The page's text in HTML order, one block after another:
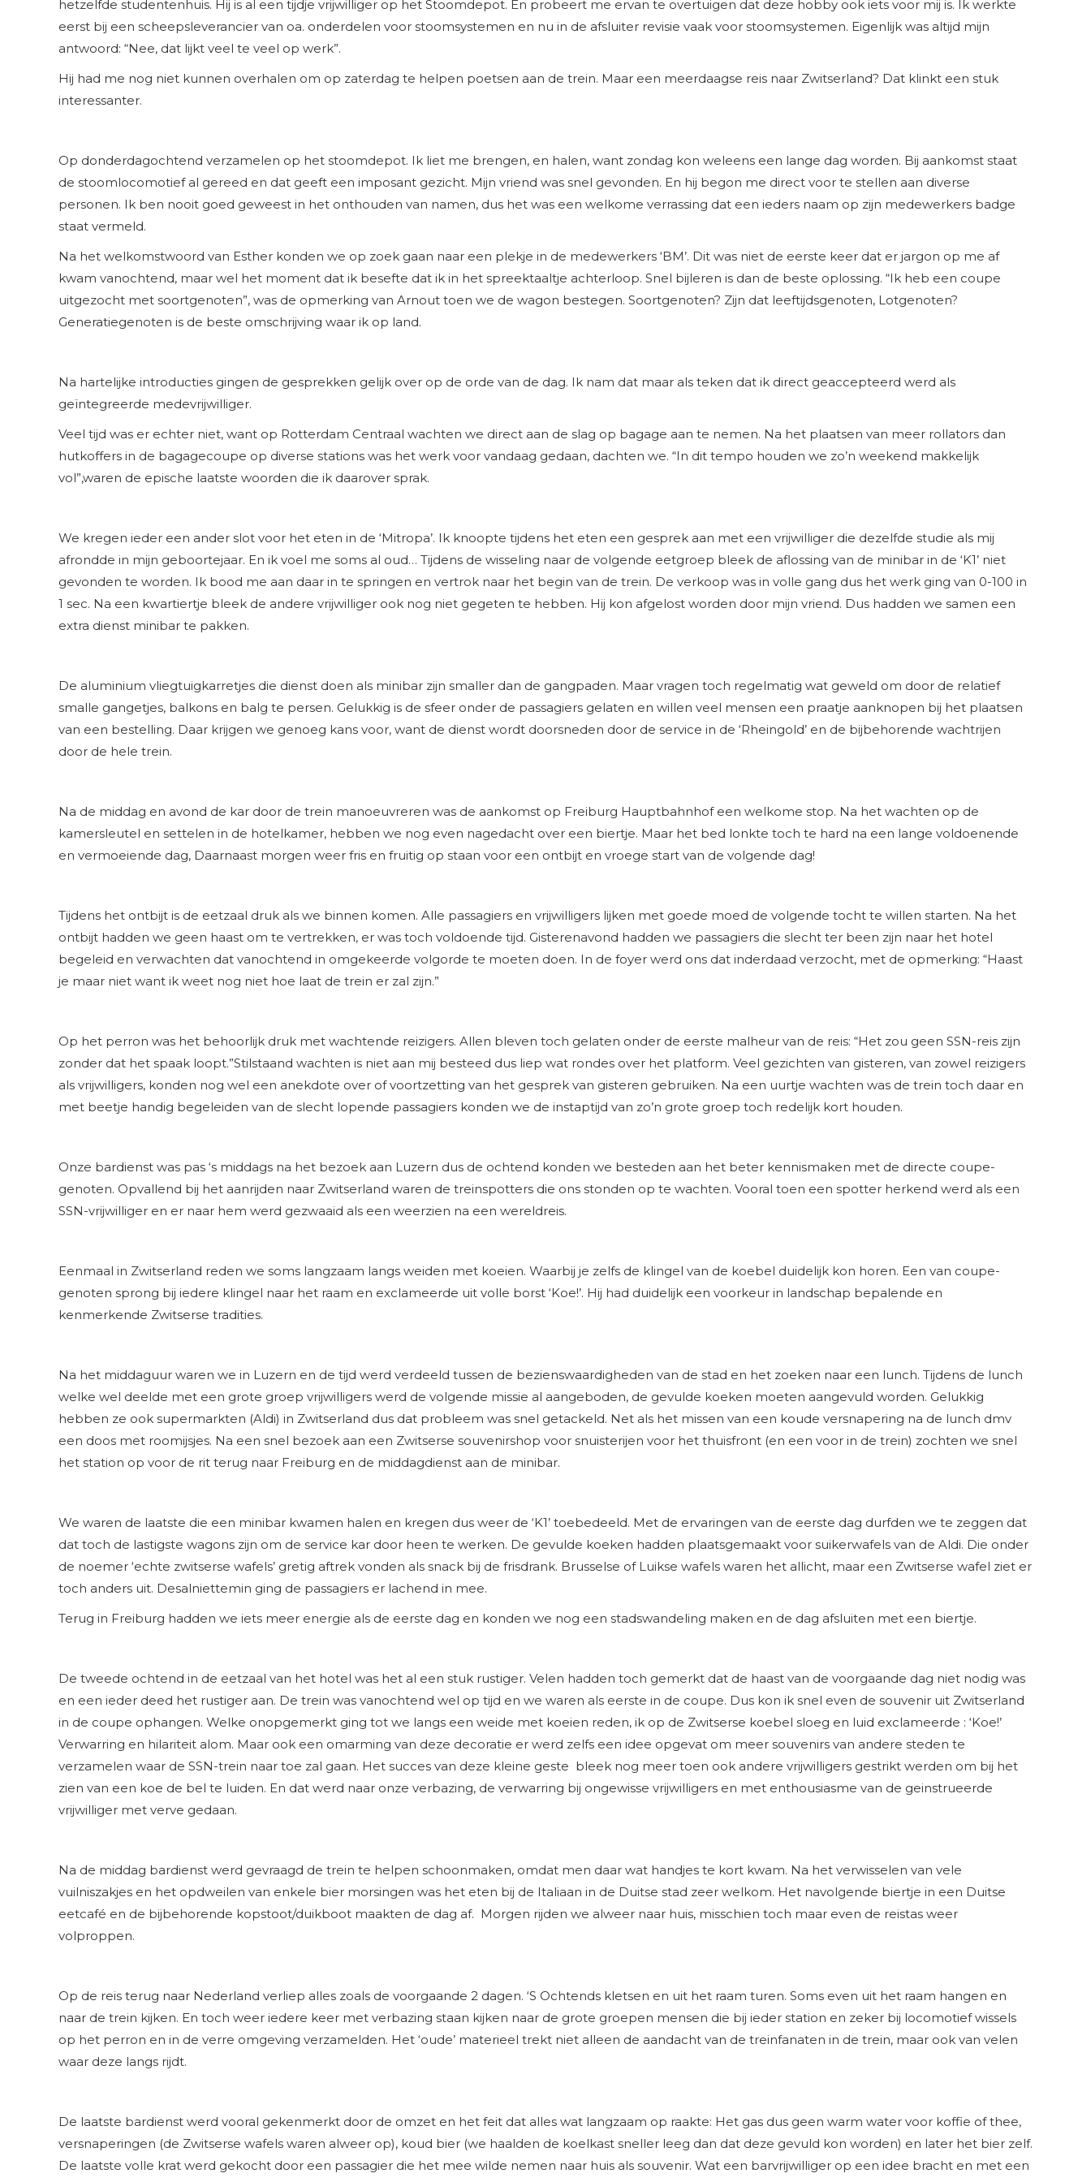
hetzelfde studentenhuis. Hij is al een tijdje vrijwilliger op het Stoomdepot. En probeert me ervan te overtuigen dat deze hobby ook iets voor mij is. Ik werkte
eerst bij een scheepsleverancier van oa. onderdelen voor stoomsystemen en nu in de afsluiter revisie vaak voor stoomsystemen. Eigenlijk was altijd mijn
antwoord: “Nee, dat lijkt veel te veel op werk”.
Hij had me nog niet kunnen overhalen om op zaterdag te helpen poetsen aan de trein. Maar een meerdaagse reis naar Zwitserland? Dat klinkt een stuk
interessanter.
Op donderdagochtend verzamelen op het stoomdepot. Ik liet me brengen, en halen, want zondag kon weleens een lange dag worden. Bij aankomst staat
de stoomlocomotief al gereed en dat geeft een imposant gezicht. Mijn vriend was snel gevonden. En hij begon me direct voor te stellen aan diverse
personen. Ik ben nooit goed geweest in het onthouden van namen, dus het was een welkome verrassing dat een ieders naam op zijn medewerkers badge
staat vermeld.
Na het welkomstwoord van Esther konden we op zoek gaan naar een plekje in de medewerkers ‘BM’. Dit was niet de eerste keer dat er jargon op me af
kwam vanochtend, maar wel het moment dat ik besefte dat ik in het spreektaaltje achterloop. Snel bijleren is dan de beste oplossing. “Ik heb een coupe
uitgezocht met soortgenoten”, was de opmerking van Arnout toen we de wagon bestegen. Soortgenoten? Zijn dat leeftijdsgenoten, Lotgenoten?
Generatiegenoten is de beste omschrijving waar ik op land.
Na hartelijke introducties gingen de gesprekken gelijk over op de orde van de dag. Ik nam dat maar als teken dat ik direct geaccepteerd werd als
geïntegreerde medevrijwilliger.
Veel tijd was er echter niet, want op Rotterdam Centraal wachten we direct aan de slag op bagage aan te nemen. Na het plaatsen van meer rollators dan
hutkoffers in de bagagecoupe op diverse stations was het werk voor vandaag gedaan, dachten we. “In dit tempo houden we zo’n weekend makkelijk
vol”,waren de epische laatste woorden die ik daarover sprak.
We kregen ieder een ander slot voor het eten in de ‘Mitropa’. Ik knoopte tijdens het eten een gesprek aan met een vrijwilliger die dezelfde studie als mij
afrondde in mijn geboortejaar. En ik voel me soms al oud… Tijdens de wisseling naar de volgende eetgroep bleek de aflossing van de minibar in de ‘K1’ niet
gevonden te worden. Ik bood me aan daar in te springen en vertrok naar het begin van de trein. De verkoop was in volle gang dus het werk ging van 0-100 in
1 sec. Na een kwartiertje bleek de andere vrijwilliger ook nog niet gegeten te hebben. Hij kon afgelost worden door mijn vriend. Dus hadden we samen een
extra dienst minibar te pakken.
De aluminium vliegtuigkarretjes die dienst doen als minibar zijn smaller dan de gangpaden. Maar vragen toch regelmatig wat geweld om door de relatief
smalle gangetjes, balkons en balg te persen. Gelukkig is de sfeer onder de passagiers gelaten en willen veel mensen een praatje aanknopen bij het plaatsen
van een bestelling. Daar krijgen we genoeg kans voor, want de dienst wordt doorsneden door de service in de ‘Rheingold’ en de bijbehorende wachtrijen
door de hele trein.
Na de middag en avond de kar door de trein manoeuvreren was de aankomst op Freiburg Hauptbahnhof een welkome stop. Na het wachten op de
kamersleutel en settelen in de hotelkamer, hebben we nog even nagedacht over een biertje. Maar het bed lonkte toch te hard na een lange voldoenende
en vermoeiende dag, Daarnaast morgen weer fris en fruitig op staan voor een ontbijt en vroege start van de volgende dag!
Tijdens het ontbijt is de eetzaal druk als we binnen komen. Alle passagiers en vrijwilligers lijken met goede moed de volgende tocht te willen starten. Na het
ontbijt hadden we geen haast om te vertrekken, er was toch voldoende tijd. Gisterenavond hadden we passagiers die slecht ter been zijn naar het hotel
begeleid en verwachten dat vanochtend in omgekeerde volgorde te moeten doen. In de foyer werd ons dat inderdaad verzocht, met de opmerking: “Haast
je maar niet want ik weet nog niet hoe laat de trein er zal zijn.”
Op het perron was het behoorlijk druk met wachtende reizigers. Allen bleven toch gelaten onder de eerste malheur van de reis: “Het zou geen SSN-reis zijn
zonder dat het spaak loopt.”Stilstaand wachten is niet aan mij besteed dus liep wat rondes over het platform. Veel gezichten van gisteren, van zowel reizigers
als vrijwilligers, konden nog wel een anekdote over of voortzetting van het gesprek van gisteren gebruiken. Na een uurtje wachten was de trein toch daar en
met beetje handig begeleiden van de slecht lopende passagiers konden we de instaptijd van zo’n grote groep toch redelijk kort houden.
Onze bardienst was pas ‘s middags na het bezoek aan Luzern dus de ochtend konden we besteden aan het beter kennismaken met de directe coupe-
genoten. Opvallend bij het aanrijden naar Zwitserland waren de treinspotters die ons stonden op te wachten. Vooral toen een spotter herkend werd als een
SSN-vrijwilliger en er naar hem werd gezwaaid als een weerzien na een wereldreis.
Eenmaal in Zwitserland reden we soms langzaam langs weiden met koeien. Waarbij je zelfs de klingel van de koebel duidelijk kon horen. Een van coupe-
genoten sprong bij iedere klingel naar het raam en exclameerde uit volle borst ‘Koe!’. Hij had duidelijk een voorkeur in landschap bepalende en
kenmerkende Zwitserse tradities.
Na het middaguur waren we in Luzern en de tijd werd verdeeld tussen de bezienswaardigheden van de stad en het zoeken naar een lunch. Tijdens de lunch
welke wel deelde met een grote groep vrijwilligers werd de volgende missie al aangeboden, de gevulde koeken moeten aangevuld worden. Gelukkig
hebben ze ook supermarkten (Aldi) in Zwitserland dus dat probleem was snel getackeld. Net als het missen van een koude versnapering na de lunch dmv
een doos met roomijsjes. Na een snel bezoek aan een Zwitserse souvenirshop voor snuisterijen voor het thuisfront (en een voor in de trein) zochten we snel
het station op voor de rit terug naar Freiburg en de middagdienst aan de minibar.
We waren de laatste die een minibar kwamen halen en kregen dus weer de ‘K1’ toebedeeld. Met de ervaringen van de eerste dag durfden we te zeggen dat
dat toch de lastigste wagons zijn om de service kar door heen te werken. De gevulde koeken hadden plaatsgemaakt voor suikerwafels van de Aldi. Die onder
de noemer ‘echte zwitserse wafels’ gretig aftrek vonden als snack bij de frisdrank. Brusselse of Luikse wafels waren het allicht, maar een Zwitserse wafel ziet er
toch anders uit. Desalniettemin ging de passagiers er lachend in mee.
Terug in Freiburg hadden we iets meer energie als de eerste dag en konden we nog een stadswandeling maken en de dag afsluiten met een biertje.
De tweede ochtend in de eetzaal van het hotel was het al een stuk rustiger. Velen hadden toch gemerkt dat de haast van de voorgaande dag niet nodig was
en een ieder deed het rustiger aan. De trein was vanochtend wel op tijd en we waren als eerste in de coupe. Dus kon ik snel even de souvenir uit Zwitserland
in de coupe ophangen. Welke onopgemerkt ging tot we langs een weide met koeien reden, ik op de Zwitserse koebel sloeg en luid exclameerde : ‘Koe!’
Verwarring en hilariteit alom. Maar ook een omarming van deze decoratie er werd zelfs een idee opgevat om meer souvenirs van andere steden te
verzamelen waar de SSN-trein naar toe zal gaan. Het succes van deze kleine geste bleek nog meer toen ook andere vrijwilligers gestrikt werden om bij het
zien van een koe de bel te luiden. En dat werd naar onze verbazing, de verwarring bij ongewisse vrijwilligers en met enthousiasme van de geinstrueerde
vrijwilliger met verve gedaan.
Na de middag bardienst werd gevraagd de trein te helpen schoonmaken, omdat men daar wat handjes te kort kwam. Na het verwisselen van vele
vuilniszakjes en het opdweilen van enkele bier morsingen was het eten bij de Italiaan in de Duitse stad zeer welkom. Het navolgende biertje in een Duitse
eetcafé en de bijbehorende kopstoot/duikboot maakten de dag af. Morgen rijden we alweer naar huis, misschien toch maar even de reistas weer
volproppen.
Op de reis terug naar Nederland verliep alles zoals de voorgaande 2 dagen. ‘S Ochtends kletsen en uit het raam turen. Soms even uit het raam hangen en
naar de trein kijken. En toch weer iedere keer met verbazing staan kijken naar de grote groepen mensen die bij ieder station en zeker bij locomotief wissels
op het perron en in de verre omgeving verzamelden. Het ‘oude’ materieel trekt niet alleen de aandacht van de treinfanaten in de trein, maar ook van velen
waar deze langs rijdt.
De laatste bardienst werd vooral gekenmerkt door de omzet en het feit dat alles wat langzaam op raakte: Het gas dus geen warm water voor koffie of thee,
versnaperingen (de Zwitserse wafels waren alweer op), koud bier (we haalden de koelkast sneller leeg dan dat deze gevuld kon worden) en later het bier zelf.
De laatste volle krat werd gekocht door een passagier die het mee wilde nemen naar huis als souvenir. Wat een barvrijwilliger op een idee bracht en met een